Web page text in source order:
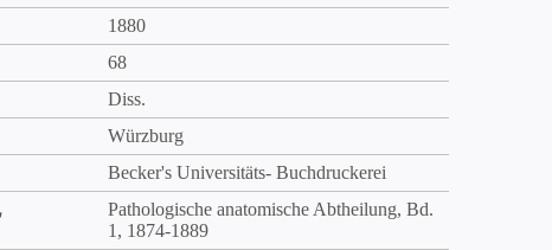
1880
68
Diss.
Würzburg
Becker's Universitäts- Buchdruckerei
Pathologische anatomische Abtheilung, Bd.
1, 1874-1889